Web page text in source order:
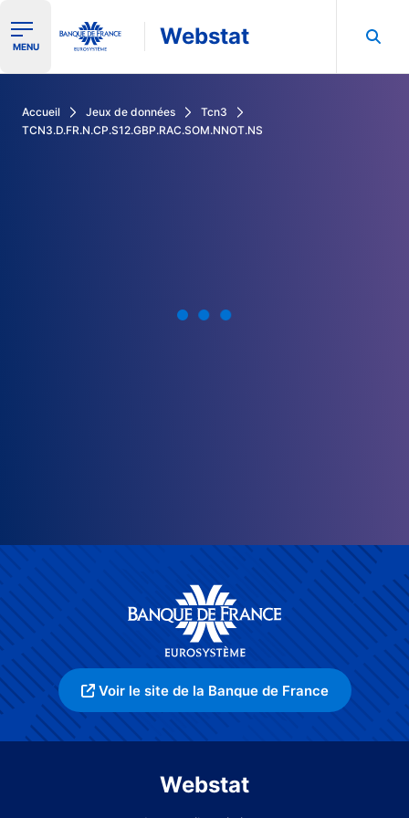
Ouvrir le menu de navigation
MENU Webstat
Accueil Jeux de données
Tcn3
TCN3.D.FR.N.CP.S12.GBP.RAC.SOM.NNOT.NS
Voir le site de la Banque de France
Webstat